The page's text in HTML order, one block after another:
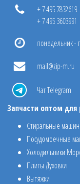
+ 7 495 7832619
+ 7 495 3603991
понедельник -
mail@zip-m.ru
Чат Telegram
Запчасти оптом
Стиральные
Посудомоечные
Холодильники
Плиты Духовки
Вытяжки